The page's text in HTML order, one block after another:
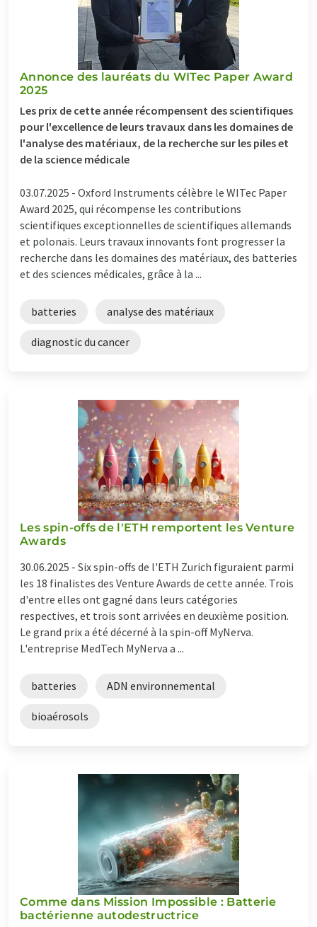
Annonce des lauréats du WITec Paper Award
2025
Les prix de cette année récompensent des scientifiques
pour l'excellence de leurs travaux dans les domaines de
l'analyse des matériaux, de la recherche sur les piles et
de la science médicale
03.07.2025 - Oxford Instruments célèbre le WITec Paper
Award 2025, qui récompense les contributions
scientifiques exceptionnelles de scientifiques allemands
et polonais. Leurs travaux innovants font progresser la
recherche dans les domaines des matériaux, des batteries
et des sciences médicales, grâce à la ...
batteries analyse des matériaux
diagnostic du cancer
Les spin-offs de l'ETH remportent les Venture
Awards
30.06.2025 - Six spin-offs de l'ETH Zurich figuraient parmi
les 18 finalistes des Venture Awards de cette année. Trois
d'entre elles ont gagné dans leurs catégories
respectives, et trois sont arrivées en deuxième position.
Le grand prix a été décerné à la spin-off MyNerva.
L'entreprise MedTech MyNerva a ...
batteries ADN environnemental
bioaérosols
Comme dans Mission Impossible : Batterie
bactérienne autodestructrice